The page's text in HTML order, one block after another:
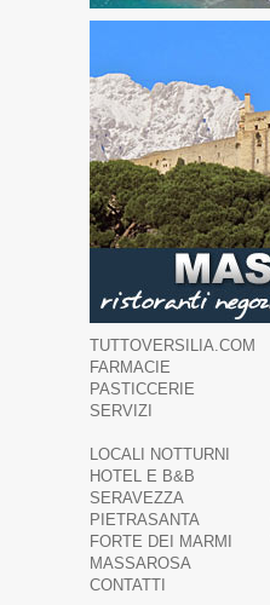
TUTTOVERSILIA.COM
FARMACIE
PASTICCERIE
SERVIZI
LOCALI NOTTURNI
HOTEL E B&B
SERAVEZZA
PIETRASANTA
FORTE DEI MARMI
MASSAROSA
CONTATTI